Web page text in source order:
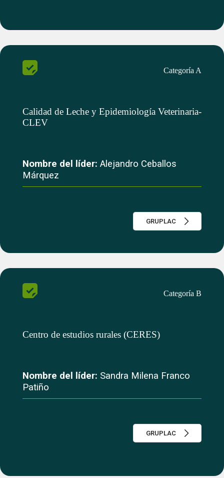
Categoría A
Calidad de Leche y Epidemiología Veterinaria-
CLEV
Nombre del líder: Alejandro Ceballos
Márquez
GRUPLAC
Categoría B
Centro de estudios rurales (CERES)
Nombre del líder: Sandra Milena Franco
Patiño
GRUPLAC